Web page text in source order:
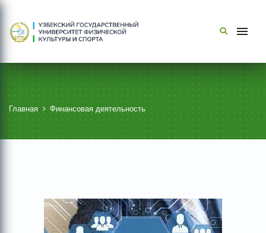
Главная Финансовая деятельность